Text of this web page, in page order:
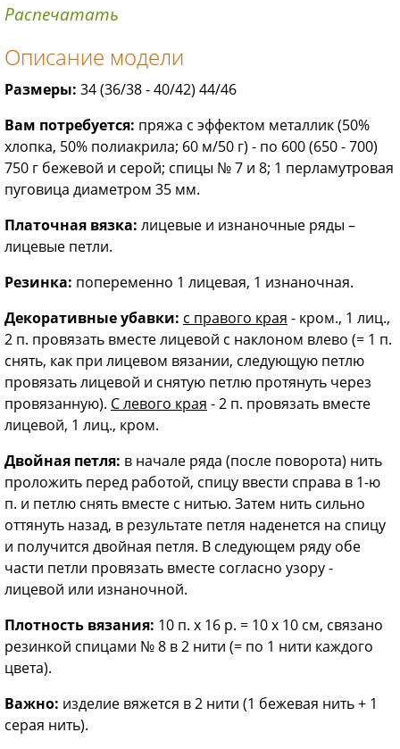
Распечатать
Описание модели
Размеры: 34 (36/38 - 40/42) 44/46
Вам потребуется: пряжа с эффектом металлик (50%
хлопка, 50% полиакрила; 60 м/50 г) - по 600 (650 - 700)
750 г бежевой и серой; спицы № 7 и 8; 1 перламутровая
пуговица диаметром 35 мм.
Платочная вязка: лицевые и изнаночные ряды –
лицевые петли.
Резинка: попеременно 1 лицевая, 1 изнаночная.
Декоративные убавки: с правого края - кром., 1 лиц.,
2 п. провязать вместе лицевой с наклоном влево (= 1 п.
снять, как при лицевом вязании, следующую петлю
провязать лицевой и снятую петлю протянуть через
провязанную). С левого края - 2 п. провязать вместе
лицевой, 1 лиц., кром.
Двойная петля: в начале ряда (после поворота) нить
проложить перед работой, спицу ввести справа в 1-ю
п. и петлю снять вместе с нитью. Затем нить сильно
оттянуть назад, в результате петля наденется на спицу
и получится двойная петля. В следующем ряду обе
части петли провязать вместе согласно узору -
лицевой или изнаночной.
Плотность вязания: 10 п. х 16 р. = 10 х 10 см, связано
резинкой спицами № 8 в 2 нити (= по 1 нити каждого
цвета).
Важно: изделие вяжется в 2 нити (1 бежевая нить + 1
серая нить).